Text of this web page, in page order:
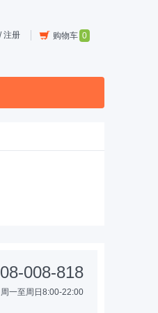
/注册 购物车 0
008-818
一至周日8:00-22:00